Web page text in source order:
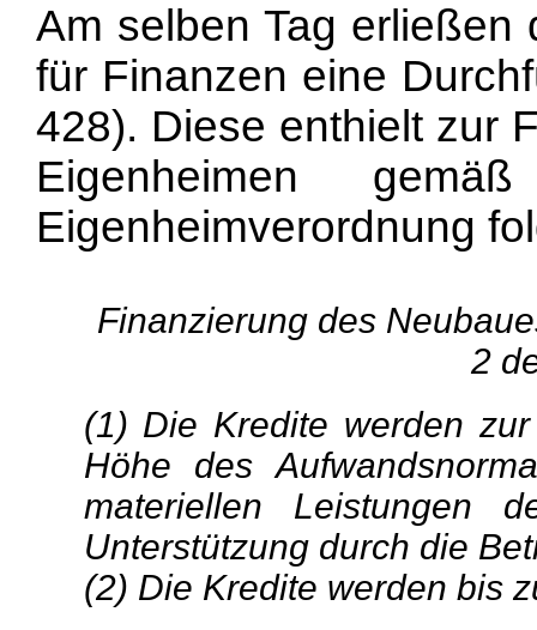
Am selben Tag erließen
für Finanzen eine
428). Diese enthielt zur
Eigenheimen
Eigenheimverordnung
Finanzierung des
2
(1) Die Kredite werden
Höhe des
materiellen Leistungen
Unterstützung durch die
(2) Die Kredite werden bis